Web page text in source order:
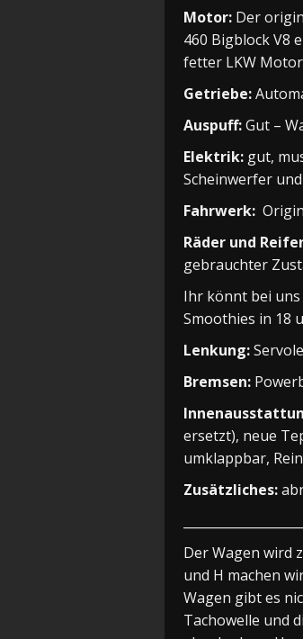
Motor: Der
460 Bigblock V8
fetter LKW Motor
Getriebe:
Auspuff:Gut –
Elektrik: gut,
Scheinwerfer
Fahrwerk:
Räder und
gebrauchter
Ihr könnt bei uns
Smoothies in 18
Lenkung:
Bremsen:
ersetzt), neue
umklappbar,
Zusätzliches:
Der Wagen wird
und H machen
Wagen gibt es
Tachowelle und